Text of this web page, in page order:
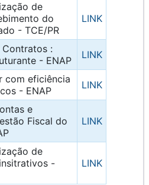
de
do
- TCE/PR
LINK
Contratos :
- ENAP
LINK
com eficiência
- ENAP
LINK
e
Fiscal do
LINK
de
-
LINK